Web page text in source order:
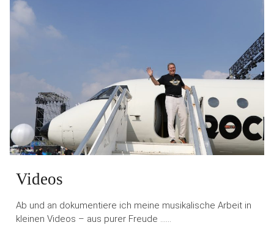
Videos
Ab und an dokumentiere ich meine musikalische Arbeit in
kleinen Videos – aus purer Freude ……